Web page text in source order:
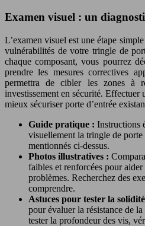
Examen visuel : un
L’examen visuel est une étape
vulnérabilités de votre tringle de
chaque composant, vous pourrez
prendre les mesures correctives
permettra de cibler les zones à
investissement en sécurité. Effectuer
mieux sécuriser porte d’entrée
Guide pratique : Instructions
visuellement la tringle de
mentionnés ci-dessus.
Photos illustratives :
faibles et renforcées pour
problèmes. Recherchez des
comprendre.
Astuces pour tester la
pour évaluer la résistance de
tester la profondeur des vis,